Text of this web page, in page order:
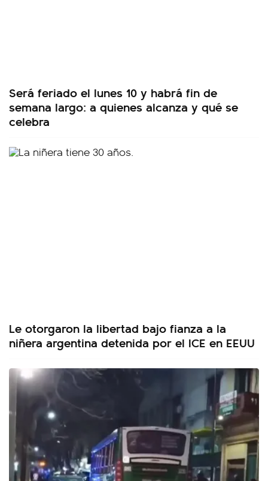
Será feriado el lunes 10 y habrá fin de
semana largo: a quienes alcanza y qué se
celebra
Le otorgaron la libertad bajo fianza a la
niñera argentina detenida por el ICE en EEUU